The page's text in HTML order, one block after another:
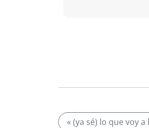
« (ya sé) lo que voy